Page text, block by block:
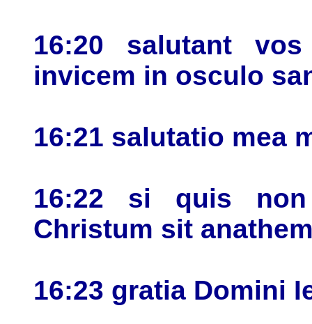
16:20 salutant
invicem in osculo
16:21 salutatio mea
16:22 si quis non
Christum sit
16:23 gratia Domini